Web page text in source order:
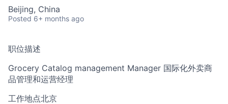
Beijing, China
Posted 6+ months ago
职位描述
Grocery Catalog management Manager 国际化外卖商
品管理和运营经理
工作地点北京